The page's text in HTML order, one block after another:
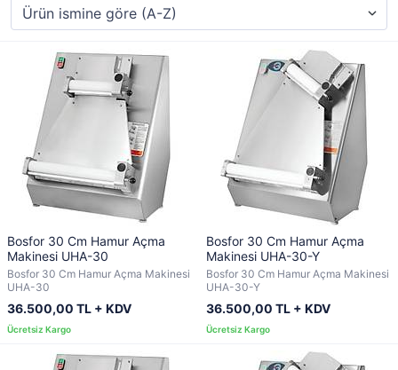
Bosfor 30 Cm Hamur Açma
Makinesi UHA-30
Bosfor 30 Cm Hamur Açma Makinesi
UHA-30
36.500,00 TL + KDV
Bosfor 30 Cm Hamur Açma
Makinesi UHA-30-Y
Bosfor 30 Cm Hamur Açma Makinesi
UHA-30-Y
36.500,00 TL + KDV